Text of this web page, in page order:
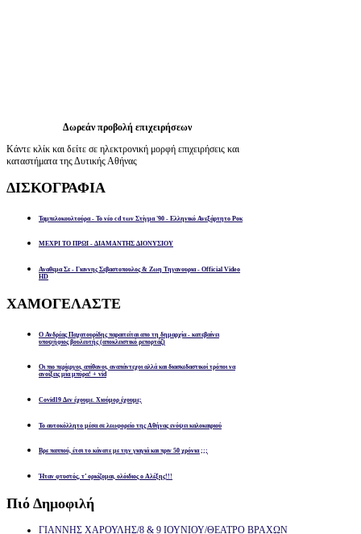
Δωρεάν προβολή επιχειρήσεων
Κάντε κλίκ και δείτε σε ηλεκτρονική μορφή επιχειρήσεις και
καταστήματα της Δυτικής Αθήνας
ΔΙΣΚΟΓΡΑΦΙΑ
Ταμπελοκουλτούρα - Το νέο cd των Στίγμα '90 - Ελληνικό Ανεξάρτητο Ροκ
ΜΕΧΡΙ ΤΟ ΠΡΩΙ - ΔΙΑΜΑΝΤΗΣ ΔΙΟΝΥΣΙΟΥ
Αναθεμα Σε - Γιαννης Σεβαστοπουλος & Ζωη Τηγανουρια - Official Video
HD
ΧΑΜΟΓΕΛΑΣΤΕ
Ο Ανδρέας Παχατουρίδης παραιτείται απο τη δημαρχία - κατεβαίνει
υποψήφιος βουλευτής (αποκλειστικό ρεπορτάζ)
Οι πιο περίεργοι, απίθανοι, αναπάντεχοι αλλά και διασκεδαστικοί τρόποι να
ανοίξεις μία μπύρα! + vid
Covid19 Δεν έχουμε. Χιούμορ έχουμε;
Το αυτοκόλλητο μέσα σε λεωφορείο της Αθήνας ενόψει καλοκαιριού
Βρε παππού, έτσι το κάνατε με την γιαγιά και πριν 50 χρόνια ;;;
Ήταν φτυστός, τ’ ορκίζομαι, ολόιδιος ο Αλέξης!!!
Πιό Δημοφιλή
ΓΙΑΝΝΗΣ ΧΑΡΟΥΛΗΣ/8 & 9 ΙΟΥΝΙΟΥ/ΘΕΑΤΡΟ ΒΡΑΧΩΝ